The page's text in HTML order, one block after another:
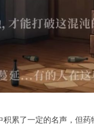
累了一定的名声，但药